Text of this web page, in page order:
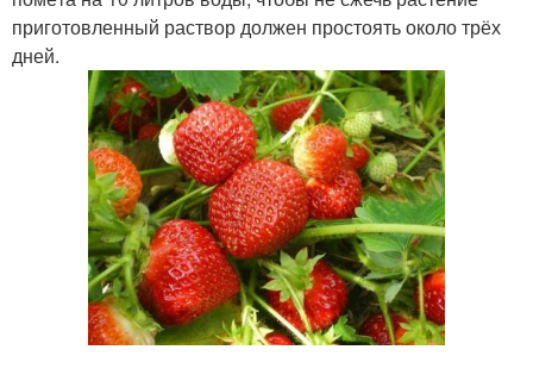
приготовленный раствор должен простоять около трёх
дней.